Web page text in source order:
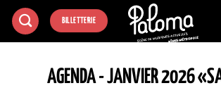
Passer
BILLETTERIE
AGENDA - JANVIER 2026